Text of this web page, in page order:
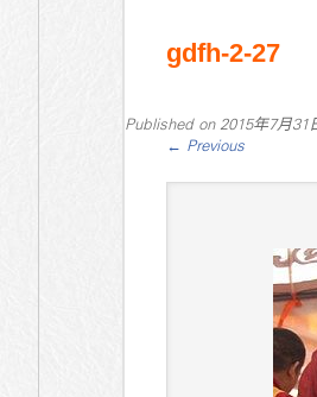
gdfh-2-27
Published on 2015年7月31
← Previous